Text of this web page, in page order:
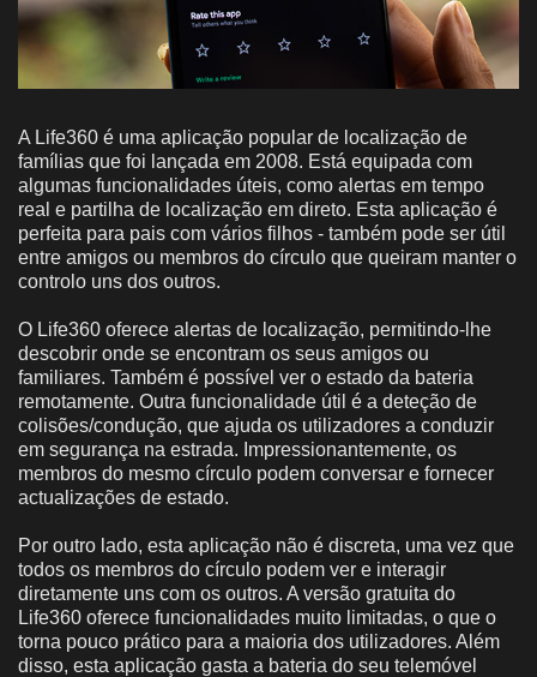
A Life360 é uma aplicação popular de localização de
famílias que foi lançada em 2008. Está equipada com
algumas funcionalidades úteis, como alertas em tempo
real e partilha de localização em direto. Esta aplicação é
perfeita para pais com vários filhos - também pode ser útil
entre amigos ou membros do círculo que queiram manter o
controlo uns dos outros.
O Life360 oferece alertas de localização, permitindo-lhe
descobrir onde se encontram os seus amigos ou
familiares. Também é possível ver o estado da bateria
remotamente. Outra funcionalidade útil é a deteção de
colisões/condução, que ajuda os utilizadores a conduzir
em segurança na estrada. Impressionantemente, os
membros do mesmo círculo podem conversar e fornecer
actualizações de estado.
Por outro lado, esta aplicação não é discreta, uma vez que
todos os membros do círculo podem ver e interagir
diretamente uns com os outros. A versão gratuita do
Life360 oferece funcionalidades muito limitadas, o que o
torna pouco prático para a maioria dos utilizadores. Além
disso, esta aplicação gasta a bateria do seu telemóvel